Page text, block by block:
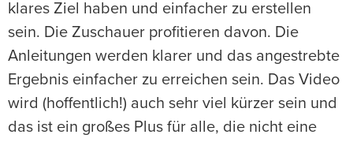
klares Ziel haben und einfacher zu erstellen
sein. Die Zuschauer profitieren davon. Die
Anleitungen werden klarer und das angestrebte
Ergebnis einfacher zu erreichen sein. Das Video
wird (hoffentlich!) auch sehr viel kürzer sein und
das ist ein großes Plus für alle, die nicht eine